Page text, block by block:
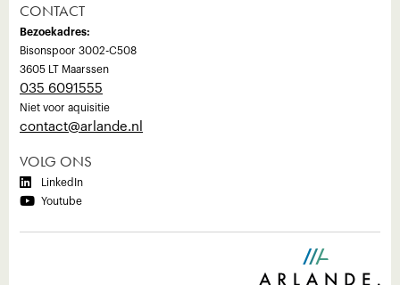
CONTACT
Bezoekadres:
Bisonspoor 3002-C508
3605 LT Maarssen
035 6091555
Niet voor aquisitie
‍contact@arlande.nl
VOLG ONS
 LinkedIn
 Youtube